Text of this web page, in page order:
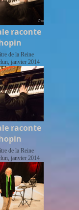
raconte
de la Reine
janvier 2014
raconte
de la Reine
janvier 2014